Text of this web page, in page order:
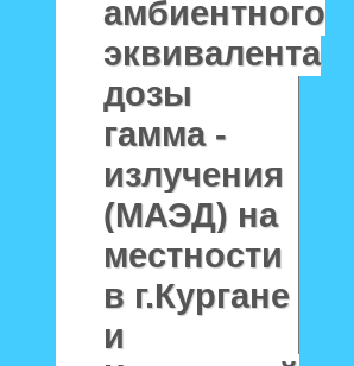
амбиентного
эквивалента
дозы
гамма -
излучения
(МАЭД) на
местности
в г.Кургане
и